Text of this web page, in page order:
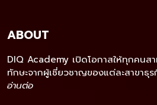
ABOUT
DIQ Academy เปิดโอกาสให้ทุกคนสามารถเรียนรู้และพัฒนา
อ่านต่อ